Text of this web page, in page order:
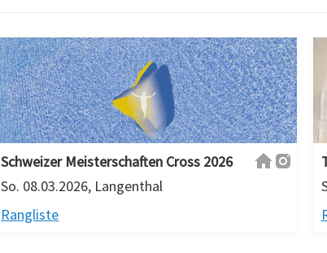
Schweizer Meisterschaften Cross 2026
So. 08.03.2026, Langenthal
Rangliste